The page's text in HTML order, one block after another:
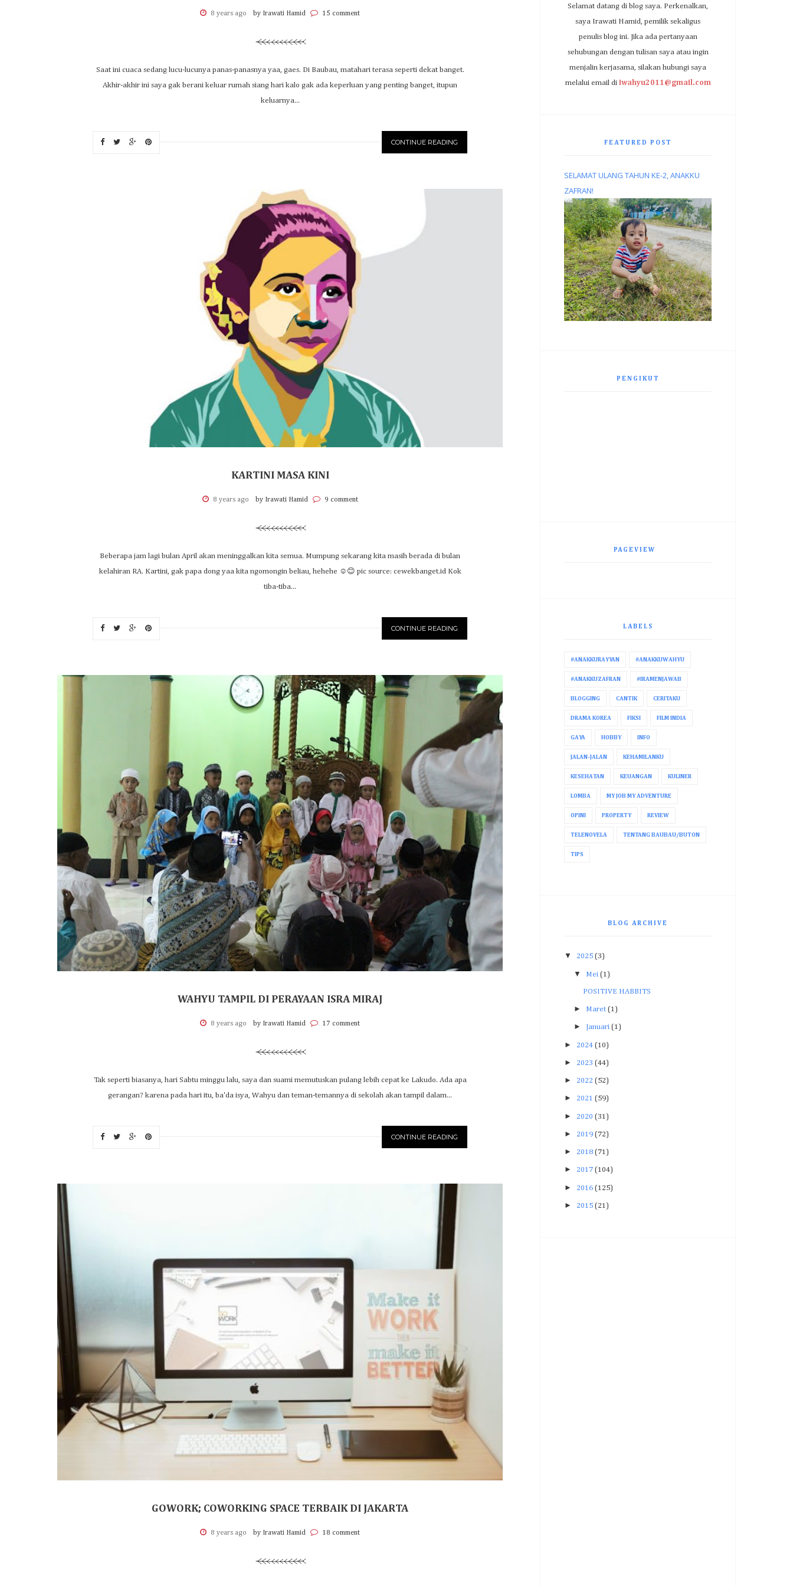
8 years ago by Irawati Hamid 15 comment
Saat ini cuaca sedang lucu-lucunya panas-panasnya yaa, gaes. Di Baubau, matahari terasa seperti dekat banget.
Akhir-akhir ini saya gak berani keluar rumah siang hari kalo gak ada keperluan yang penting banget, itupun
keluarnya...
CONTINUE READING
KARTINI MASA KINI
8 years ago by Irawati Hamid 9 comment
Beberapa jam lagi bulan April akan meninggalkan kita semua. Mumpung sekarang kita masih berada di bulan
kelahiran RA. Kartini, gak papa dong yaa kita ngomongin beliau, hehehe ☺😊 pic source: cewekbanget.id Kok
tiba-tiba...
CONTINUE READING
WAHYU TAMPIL DI PERAYAAN ISRA MIRAJ
8 years ago by Irawati Hamid 17 comment
Tak seperti biasanya, hari Sabtu minggu lalu, saya dan suami memutuskan pulang lebih cepat ke Lakudo. Ada apa
gerangan? karena pada hari itu, ba'da isya, Wahyu dan teman-temannya di sekolah akan tampil dalam...
CONTINUE READING
GOWORK; COWORKING SPACE TERBAIK DI JAKARTA
8 years ago by Irawati Hamid 18 comment
Selamat datang di blog saya. Perkenalkan,
saya Irawati Hamid, pemilik sekaligus
penulis blog ini. Jika ada pertanyaan
sehubungan dengan tulisan saya atau ingin
menjalin kerjasama, silakan hubungi saya
melalui email di iwahyu2011@gmail.com
FEATURED POST
SELAMAT ULANG TAHUN KE-2, ANAKKU
ZAFRAN!
PENGIKUT
PAGEVIEW
LABELS
#ANAKKURAYYAN #ANAKKUWAHYU
#ANAKKUZAFRAN #IRAMENJAWAB
BLOGGING CANTIK CERITAKU
DRAMA KOREA FIKSI FILM INDIA
GAYA HOBBY INFO
JALAN-JALAN KEHAMILANKU
KESEHATAN KEUANGAN KULINER
LOMBA MY JOB MY ADVENTURE
OPINI PROPERTY REVIEW
TELENOVELA TENTANG BAUBAU/BUTON
TIPS
BLOG ARCHIVE
▼ 2025 (3)
▼ Mei (1)
POSITIVE HABBITS
► Maret (1)
► Januari (1)
► 2024 (10)
► 2023 (44)
► 2022 (52)
► 2021 (59)
► 2020 (31)
► 2019 (72)
► 2018 (71)
► 2017 (104)
► 2016 (125)
► 2015 (21)